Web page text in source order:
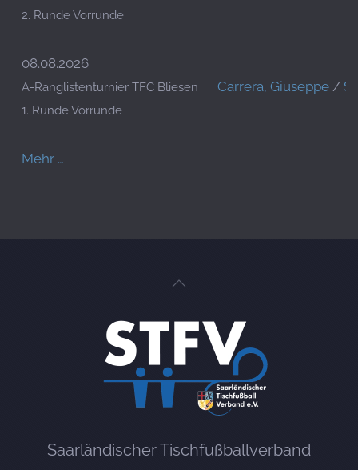
2. Runde Vorrunde
08.08.2026
A-Ranglistenturnier TFC Bliesen
1. Runde Vorrunde
Carrera, Giuseppe /
Mehr …
Saarländischer Tischfußballverband